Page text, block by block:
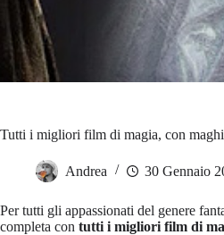
Tutti i migliori film di magia, con
Andrea 30 Gennaio
Per tutti gli appassionati del genere
completa con tutti i migliori film di